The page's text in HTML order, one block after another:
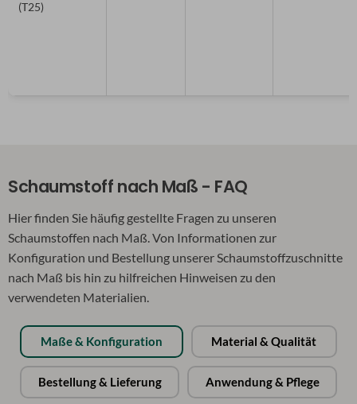
(T25)
Schaumstoff nach Maß - FAQ
Hier finden Sie häufig gestellte Fragen zu unseren
Schaumstoffen nach Maß. Von Informationen zur
Konfiguration und Bestellung unserer Schaumstoffzuschnitte
nach Maß bis hin zu hilfreichen Hinweisen zu den
verwendeten Materialien.
Maße & Konfiguration Material & Qualität
Bestellung & Lieferung Anwendung & Pflege